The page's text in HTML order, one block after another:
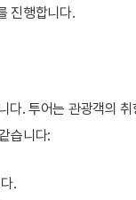
진행합니다.
. 투어는 관광객의
습니다:
.